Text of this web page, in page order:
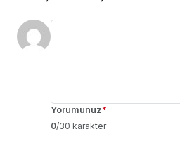
Yorumunuz*
0/30 karakter